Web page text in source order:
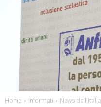
Home Informati News dall'Italia